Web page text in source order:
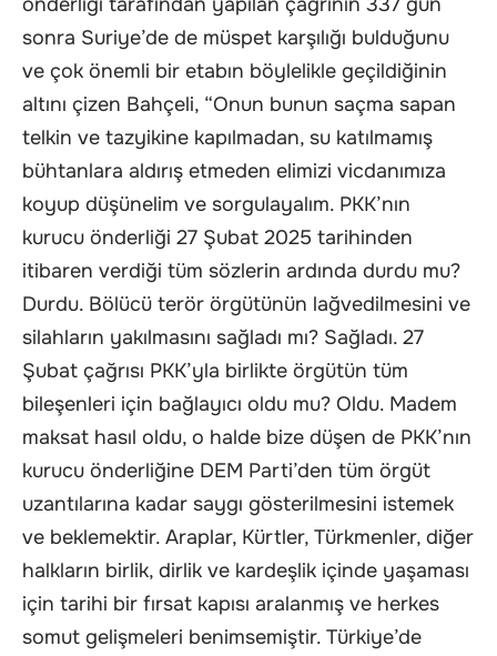
sonra Suriye’de de müspet karşılığı bulduğunu
ve çok önemli bir etabın böylelikle geçildiğinin
altını çizen Bahçeli, “Onun bunun saçma sapan
telkin ve tazyikine kapılmadan, su katılmamış
bühtanlara aldırış etmeden elimizi vicdanımıza
koyup düşünelim ve sorgulayalım. PKK’nın
kurucu önderliği 27 Şubat 2025 tarihinden
itibaren verdiği tüm sözlerin ardında durdu mu?
Durdu. Bölücü terör örgütünün lağvedilmesini ve
silahların yakılmasını sağladı mı? Sağladı. 27
Şubat çağrısı PKK’yla birlikte örgütün tüm
bileşenleri için bağlayıcı oldu mu? Oldu. Madem
maksat hasıl oldu, o halde bize düşen de PKK’nın
kurucu önderliğine DEM Parti’den tüm örgüt
uzantılarına kadar saygı gösterilmesini istemek
ve beklemektir. Araplar, Kürtler, Türkmenler, diğer
halkların birlik, dirlik ve kardeşlik içinde yaşaması
için tarihi bir fırsat kapısı aralanmış ve herkes
somut gelişmeleri benimsemiştir. Türkiye’de